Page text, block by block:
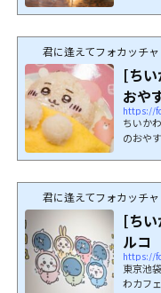
君に逢えてフォカッチャ
[ち
おや
https://
ちいか
のおや
君に逢えてフォカッチャ
[ち
ルコ
https://
東京池
わカフ